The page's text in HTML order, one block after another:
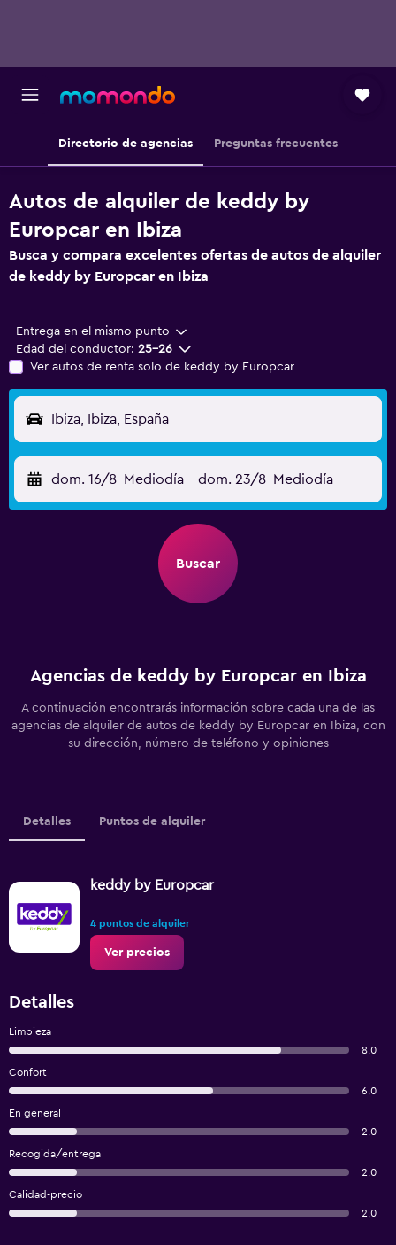
Directorio de agencias Preguntas frecuentes
Autos de alquiler de keddy by
Europcar en Ibiza
Busca y compara excelentes ofertas de autos de alquiler
de keddy by Europcar en Ibiza
Entrega en el mismo punto
Edad del conductor: 25-26
Ver autos de renta solo de keddy by Europcar
Ibiza, Ibiza, España
dom. 16/8 Mediodía - dom. 23/8 Mediodía
Buscar
Agencias de keddy by Europcar en Ibiza
A continuación encontrarás información sobre cada una de las
agencias de alquiler de autos de keddy by Europcar en Ibiza, con
su dirección, número de teléfono y opiniones
Detalles Puntos de alquiler
keddy by Europcar
4 puntos de alquiler
Ver precios
Detalles
Limpieza
8,0
Confort
6,0
En general
2,0
Recogida/entrega
2,0
Calidad-precio
2,0